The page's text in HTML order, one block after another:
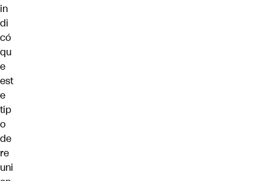
in
di
có
qu
e
est
e
tip
o
de
re
uni